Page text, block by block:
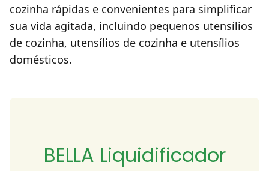
cozinha rápidas e convenientes para simplificar
sua vida agitada, incluindo pequenos utensílios
de cozinha, utensílios de cozinha e utensílios
domésticos.
BELLA Liquidificador